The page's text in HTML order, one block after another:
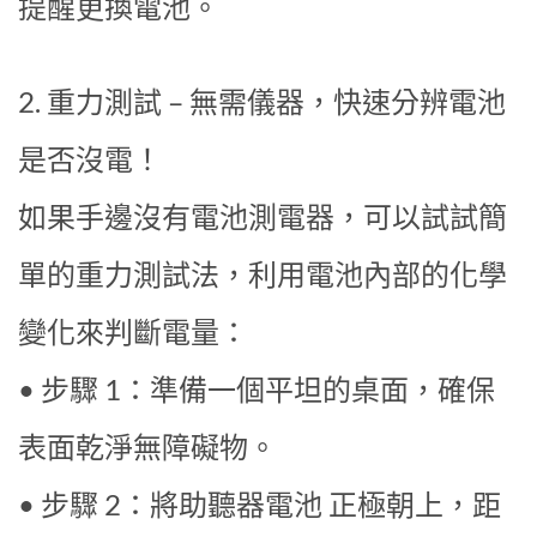
2. 重力測試 – 無需儀器，快速分辨電池
是否沒電！
如果手邊沒有電池測電器，可以試試簡
單的重力測試法，利用電池內部的化學
變化來判斷電量：
• 步驟 1：準備一個平坦的桌面，確保
表面乾淨無障礙物。
• 步驟 2：將助聽器電池 正極朝上，距